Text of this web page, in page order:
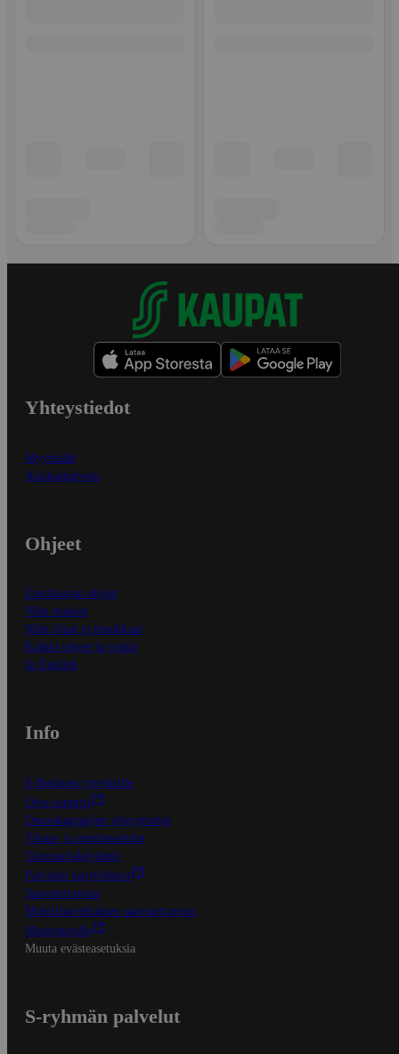
Yhteystiedot
Myymälät
Asiakaspalvelu
Ohjeet
Ensitilaajan ohjeet
Näin maksat
Näin tilaat ja muokkaat
Kaikki ohjeet ja vinkit
In English
Info
S-Business yrityksille
Oiva-raportit
Osuuskauppojen yhteystiedot
Tilaus- ja toimitusehdot
Tietosuojakäytäntö
Palvelun käyttöehdot
Saavutettavuus
Mobiilisovelluksen saavutettavuus
Mainostajalle
Muuta evästeasetuksia
S-ryhmän palvelut